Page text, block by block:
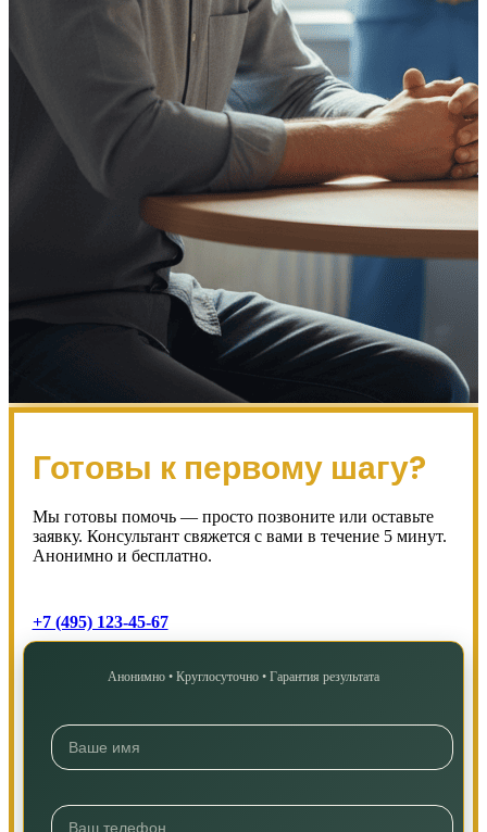
Готовы к первому шагу?
Мы готовы помочь — просто позвоните или оставьте
заявку. Консультант свяжется с вами в течение 5 минут.
Анонимно и бесплатно.
+7 (495) 123-45-67
Анонимно • Круглосуточно • Гарантия результата